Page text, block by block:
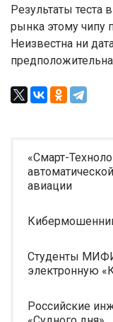
Результаты теста
рынка этому чипу
Неизвестна ни
«Смарт-
авиации
Студенты
электронную
Российские